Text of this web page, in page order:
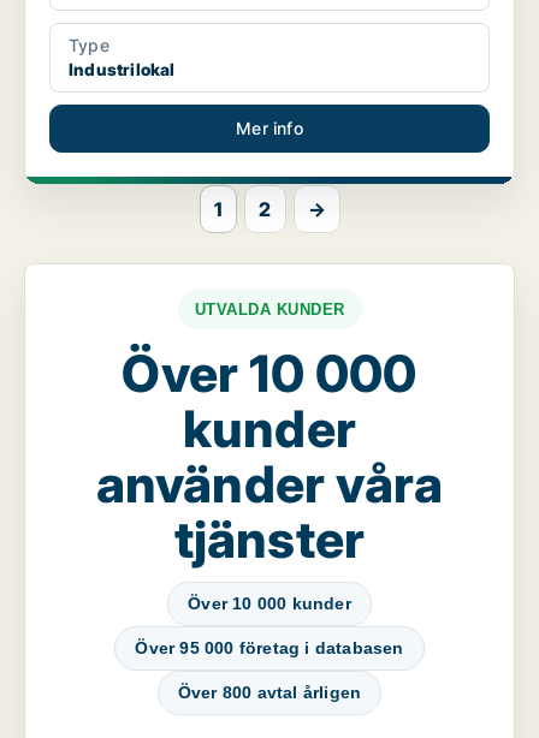
Type
Industrilokal
Mer info
1 2 →
UTVALDA KUNDER
Över 10 000
kunder
använder våra
tjänster
Över 10 000 kunder
Över 95 000 företag i databasen
Över 800 avtal årligen